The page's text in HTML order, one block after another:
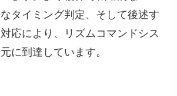
タイミング判定、そして後述す
応により、リズムコマンドシス
に到達しています。